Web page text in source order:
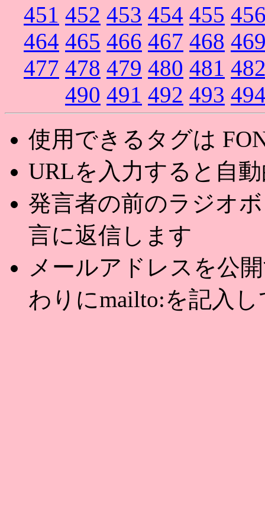
451 452 453 454 455
464 465 466 467 468
477 478 479 480 481
490 491 492 493
使用できるタグは
URLを入力すると自
発言者の前のラジオ
言に返信します
メールアドレスを公
わりにmailto:を記入